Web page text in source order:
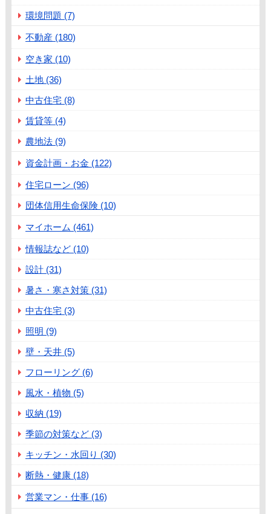
環境問題 (7)
不動産 (180)
空き家 (10)
土地 (36)
中古住宅 (8)
賃貸等 (4)
農地法 (9)
資金計画・お金 (122)
住宅ローン (96)
団体信用生命保険 (10)
マイホーム (461)
情報誌など (10)
設計 (31)
暑さ・寒さ対策 (31)
中古住宅 (3)
照明 (9)
壁・天井 (5)
フローリング (6)
風水・植物 (5)
収納 (19)
季節の対策など (3)
キッチン・水回り (30)
断熱・健康 (18)
営業マン・仕事 (16)